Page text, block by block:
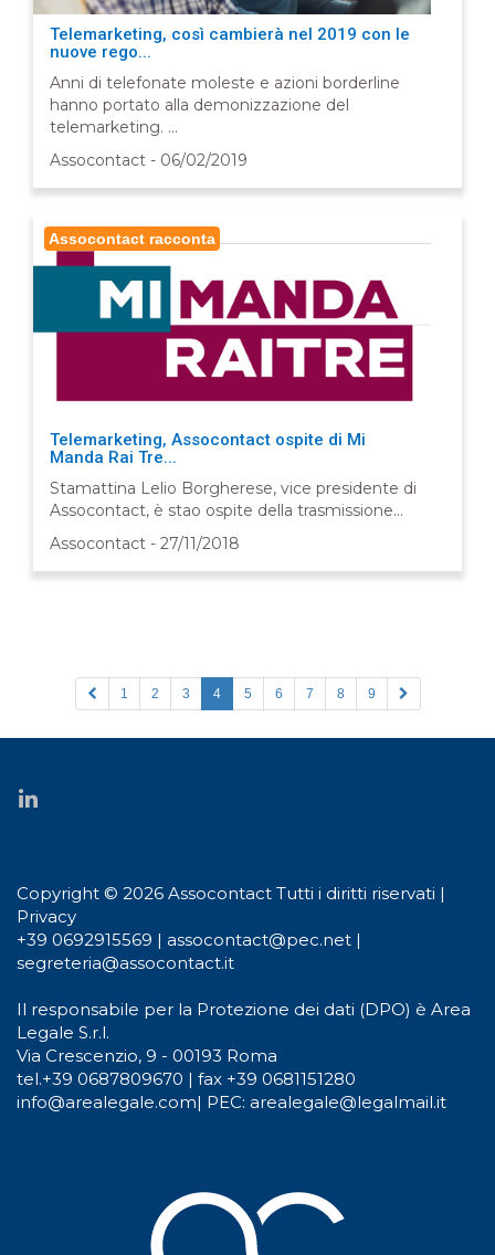
Telemarketing, così cambierà nel 2019 con le
nuove rego...
Anni di telefonate moleste e azioni borderline
hanno portato alla demonizzazione del
telemarketing. ...
Assocontact - 06/02/2019
Assocontact racconta
Telemarketing, Assocontact ospite di Mi
Manda Rai Tre...
Stamattina Lelio Borgherese, vice presidente di
Assocontact, è stao ospite della trasmissione...
Assocontact - 27/11/2018
1 2 3 4 5 6 7 8 9
Copyright © 2026 Assocontact Tutti i diritti riservati |
Privacy
+39 0692915569 | assocontact@pec.net |
segreteria@assocontact.it
Il responsabile per la Protezione dei dati (DPO) è Area
Legale S.r.l.
Via Crescenzio, 9 - 00193 Roma
tel.+39 0687809670 | fax +39 0681151280
info@arealegale.com| PEC: arealegale@legalmail.it